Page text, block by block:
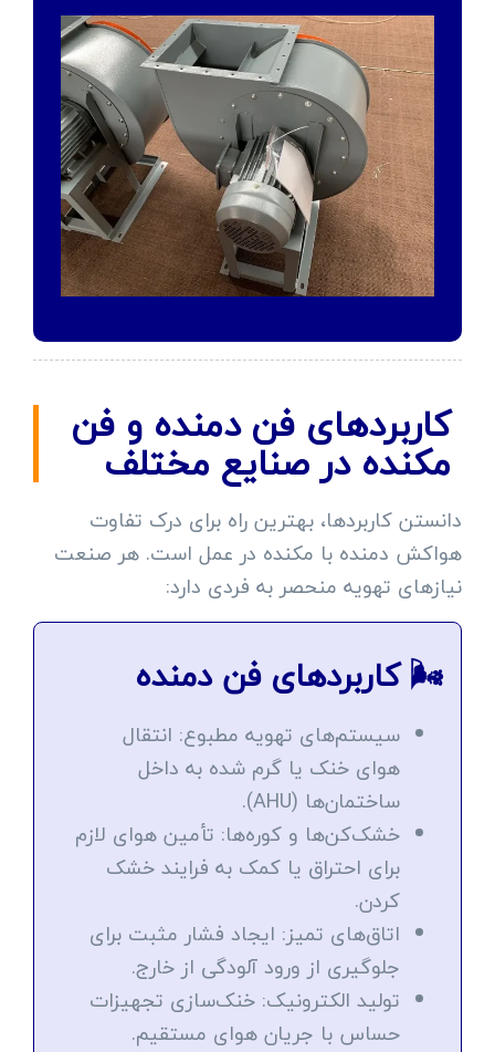
کاربردهای فن دمنده و فن
مکنده در صنایع مختلف
دانستن کاربردها، بهترین راه برای درک تفاوت
هواکش دمنده با مکنده در عمل است. هر صنعت
نیازهای تهویه منحصر به فردی دارد:
🌬️ کاربردهای فن دمنده
سیستم‌های تهویه مطبوع: انتقال
هوای خنک یا گرم شده به داخل
ساختمان‌ها (AHU).
خشک‌کن‌ها و کوره‌ها: تأمین هوای لازم
برای احتراق یا کمک به فرایند خشک
کردن.
اتاق‌های تمیز: ایجاد فشار مثبت برای
جلوگیری از ورود آلودگی از خارج.
تولید الکترونیک: خنک‌سازی تجهیزات
حساس با جریان هوای مستقیم.